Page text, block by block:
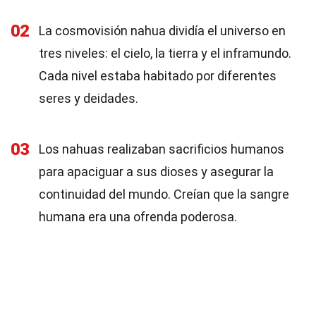
02
La cosmovisión nahua dividía el universo en
tres niveles: el cielo, la tierra y el inframundo.
Cada nivel estaba habitado por diferentes
seres y deidades.
03
Los nahuas realizaban sacrificios humanos
para apaciguar a sus dioses y asegurar la
continuidad del mundo. Creían que la sangre
humana era una ofrenda poderosa.